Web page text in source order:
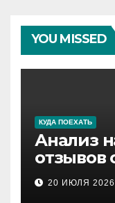
YOU MISSED
КУДА ПОЕХАТЬ
Анализ
отзывов
года
20 ИЮЛЯ 2026